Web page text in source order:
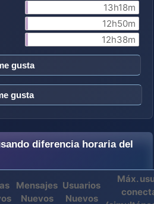
13h18m
12h50m
12h38m
gusta
gusta
diferencia horaria del
Mensajes
Nuevos
Usuarios
Nuevos
Máx.